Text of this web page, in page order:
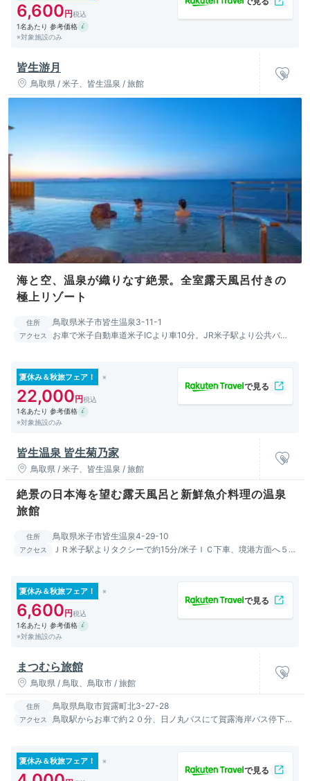
6,600
1名あたり 参考価格
※対象施設のみ
皆生游月
鳥取県 / 米子、皆生温泉 / 旅館
海と空、温泉が織りなす絶景。全室露天風呂付きの
極上リゾート
住所 鳥取県米子市皆生温泉3-11-1
アクセス
お車で米子自動車道米子ICより車10分。JR米子駅より公共バ
夏休み＆秋旅フェア！
22,000
1名あたり 参考価格
※対象施設のみ
皆生温泉 皆生菊乃家
鳥取県 / 米子、皆生温泉 / 旅館
絶景の日本海を望む露天風呂と新鮮魚介料理の温泉
旅館
住所 鳥取県米子市皆生温泉4-29-10
アクセス
ＪＲ米子駅よりタクシーで約15分/米子ＩＣ下車、境港方面へ５
夏休み＆秋旅フェア！
6,600
1名あたり 参考価格
※対象施設のみ
まつむら旅館
鳥取県 / 鳥取、鳥取市 / 旅館
住所 鳥取県鳥取市賀露町北3-27-28
アクセス
鳥取駅からお車で約２０分、日ノ丸バスにて賀露海岸バス停下
夏休み＆秋旅フェア！